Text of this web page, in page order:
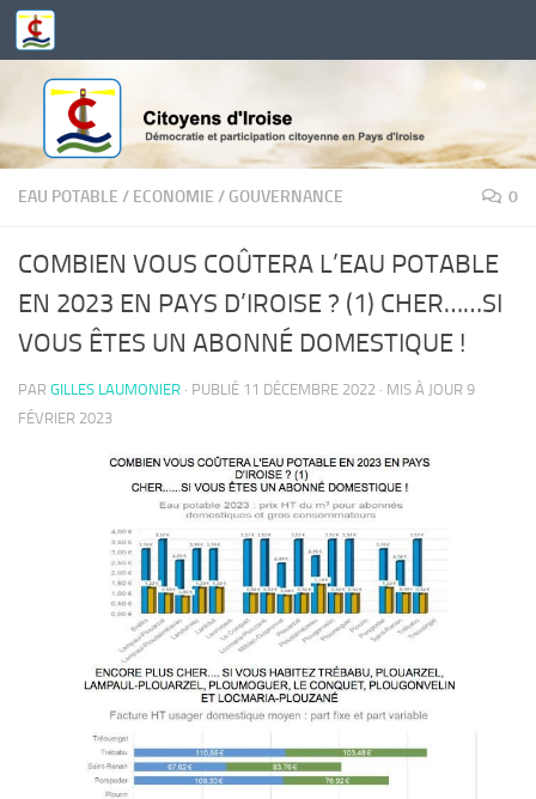
Skip to content
EAU POTABLE / ECONOMIE / GOUVERNANCE 0
COMBIEN VOUS COÛTERA L’EAU POTABLE
EN 2023 EN PAYS D’IROISE ? (1) CHER……SI
VOUS ÊTES UN ABONNÉ DOMESTIQUE !
PAR GILLES LAUMONIER · PUBLIÉ 11 DÉCEMBRE 2022 · MIS À JOUR 9
FÉVRIER 2023